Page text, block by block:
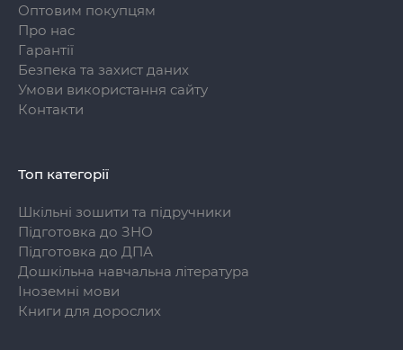
Оптовим покупцям
Про нас
Гарантії
Безпека та захист даних
Умови використання сайту
Контакти
Топ категорії
Шкільні зошити та підручники
Підготовка до ЗНО
Підготовка до ДПА
Дошкільна навчальна література
Іноземні мови
Книги для дорослих